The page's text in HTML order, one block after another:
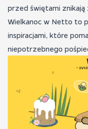
przed świętami znikają
Wielkanoc w Netto to
inspiracjami, które
niepotrzebnego